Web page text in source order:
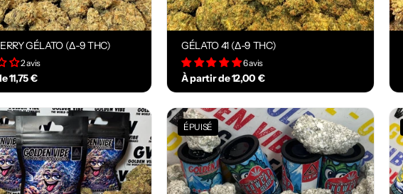
GÉLATO (Δ-9 THC)
2 avis
11,75 €
GÉLATO 41 (Δ-9 THC)
6 avis
À partir de 12,00 €
ÉPUISÉ